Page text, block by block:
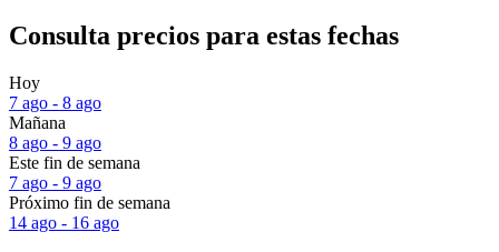
Consulta precios para estas fechas
Hoy
7 ago - 8 ago
Mañana
8 ago - 9 ago
Este fin de semana
7 ago - 9 ago
Próximo fin de semana
14 ago - 16 ago